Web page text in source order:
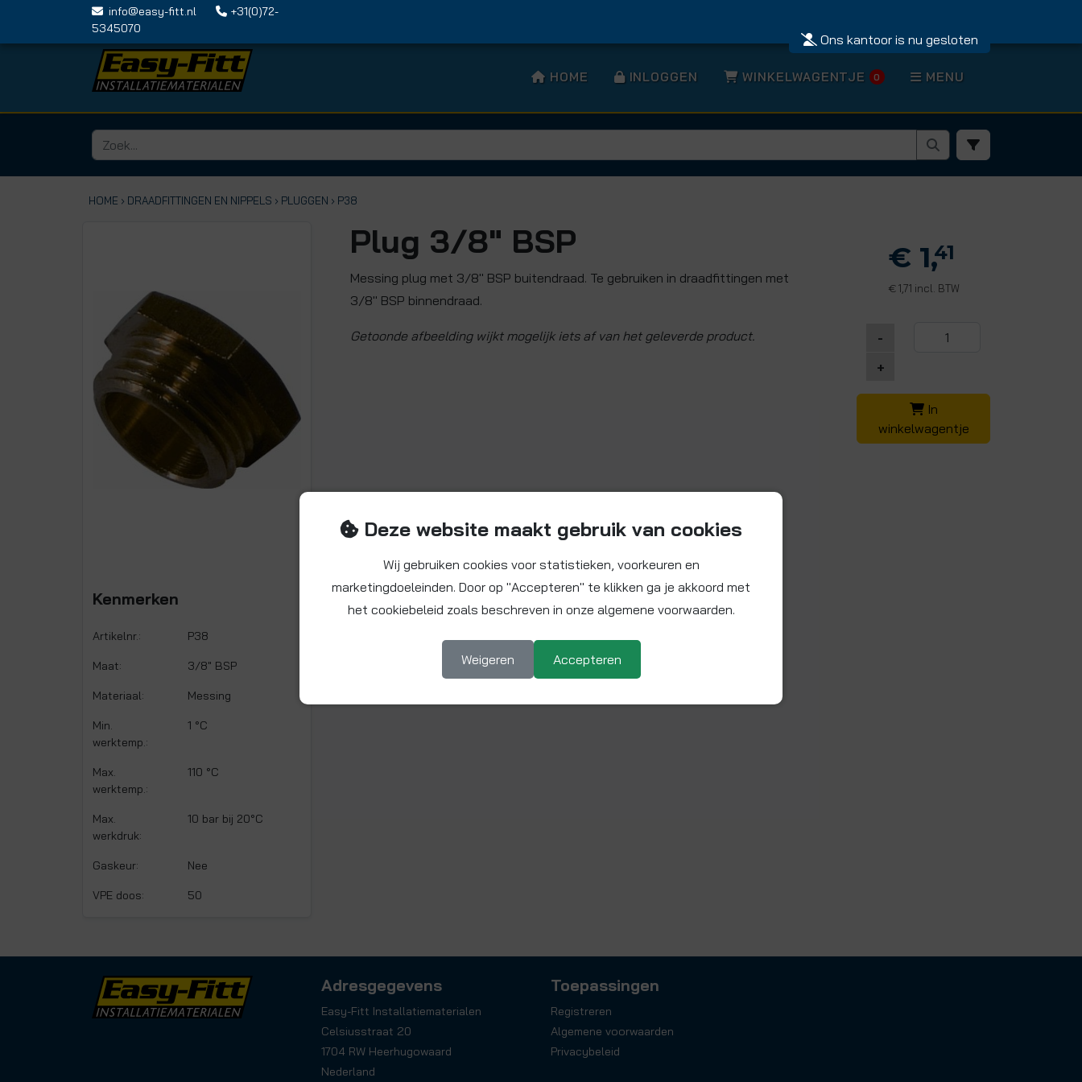
info@easy-fitt.nl
+31(0)72-
5345070
Ons kantoor is nu gesloten
HOME INLOGGEN WINKELWAGENTJE 0 MENU
HOME › DRAADFITTINGEN EN NIPPELS › PLUGGEN › P38
Kenmerken
Artikelnr.: P38
Maat: 3/8" BSP
Materiaal: Messing
Min.
werktemp.:
1 °C
Max.
werktemp.:
110 °C
Max.
werkdruk:
10 bar bij 20°C
Gaskeur: Nee
VPE doos: 50
Plug 3/8" BSP
Messing plug met 3/8" BSP buitendraad. Te gebruiken in draadfittingen met
3/8" BSP binnendraad.
Getoonde afbeelding wijkt mogelijk iets af van het geleverde product.
€ 1,41
€1,71 incl. BTW
-
+
In
winkelwagentje
Adresgegevens
Easy-Fitt Installatiematerialen
Celsiusstraat 20
1704 RW Heerhugowaard
Nederland
Toepassingen
Registreren
Algemene voorwaarden
Privacybeleid
Deze website maakt gebruik van cookies
Wij gebruiken cookies voor statistieken, voorkeuren en
marketingdoeleinden. Door op "Accepteren" te klikken ga je akkoord met
het cookiebeleid zoals beschreven in onze algemene voorwaarden.
Weigeren Accepteren